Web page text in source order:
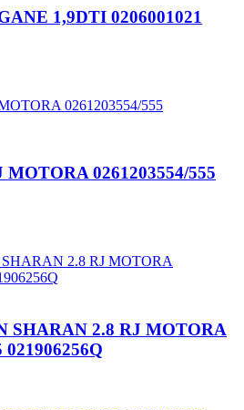
1,9DTI 0206001021
0261203554/555
SHARAN 2.8 RJ MOTORA
021906256Q